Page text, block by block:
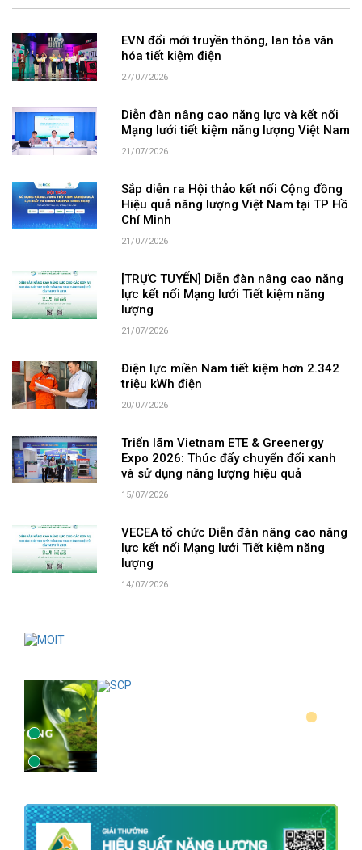
EVN đổi mới truyền thông, lan tỏa văn
hóa tiết kiệm điện
27/07/2026
Diễn đàn nâng cao năng lực và kết nối
Mạng lưới tiết kiệm năng lượng Việt Nam
21/07/2026
Sắp diễn ra Hội thảo kết nối Cộng đồng
Hiệu quả năng lượng Việt Nam tại TP Hồ
Chí Minh
21/07/2026
[TRỰC TUYẾN] Diễn đàn nâng cao năng
lực kết nối Mạng lưới Tiết kiệm năng
lượng
21/07/2026
Điện lực miền Nam tiết kiệm hơn 2.342
triệu kWh điện
20/07/2026
Triển lãm Vietnam ETE & Greenergy
Expo 2026: Thúc đẩy chuyển đổi xanh
và sử dụng năng lượng hiệu quả
15/07/2026
VECEA tổ chức Diễn đàn nâng cao năng
lực kết nối Mạng lưới Tiết kiệm năng
lượng
14/07/2026